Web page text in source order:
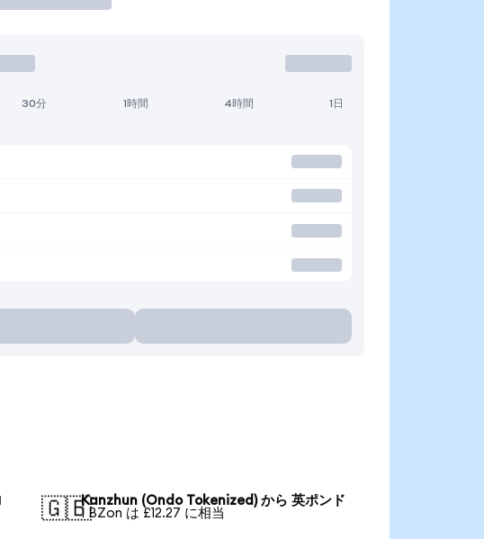
30分 1時間 4時間 1日
🇬🇧Kanzhun (Ondo Tokenized) から 英ポンド
1 BZon は £12.27 に相当